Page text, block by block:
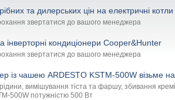
та дилерських цін на електричні
звертатися до вашого менеджера
інверторні кондиціонери Cooper&Hunter
звертатися до вашого менеджера
із чашею ARDESTO KSTM-500W візьме
вимішування тіста та фаршу, збивання
500W потужністю 500 Вт